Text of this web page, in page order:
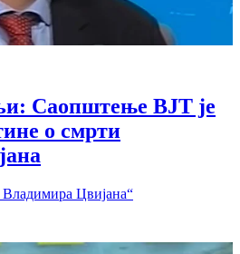
Саопштење ВЈТ је
о смрти
Владимира Цвијана“